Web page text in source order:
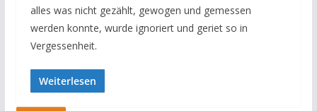
alles was nicht gezählt, gewogen und gemessen
werden konnte, wurde ignoriert und geriet so in
Vergessenheit.
Weiterlesen